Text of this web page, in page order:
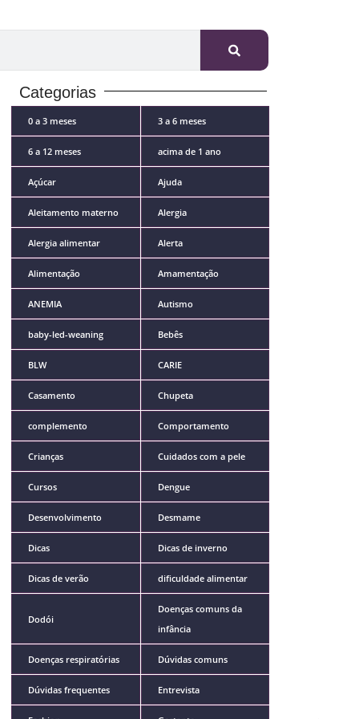
Categorias
0 a 3 meses 3 a 6 meses
6 a 12 meses acima de 1 ano
Açúcar Ajuda
Aleitamento materno Alergia
Alergia alimentar Alerta
Alimentação Amamentação
ANEMIA Autismo
baby-led-weaning Bebês
BLW CARIE
Casamento Chupeta
complemento Comportamento
Crianças Cuidados com a pele
Cursos Dengue
Desenvolvimento Desmame
Dicas Dicas de inverno
Dicas de verão dificuldade alimentar
Dodói
Doenças comuns da
infância
Doenças respiratórias Dúvidas comuns
Dúvidas frequentes Entrevista